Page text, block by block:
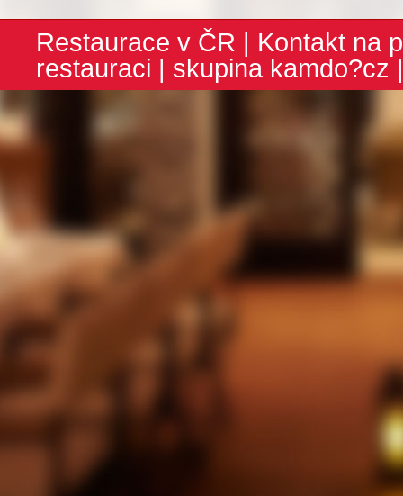
Restaurace v ČR | Kontakt na
restauraci | skupina kamdo?cz |